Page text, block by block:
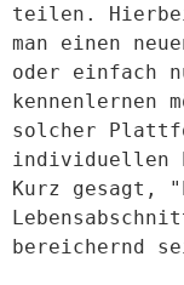
teilen.
man einen
oder einfach
solcher
individuellen
Kurz gesagt,
bereichernd